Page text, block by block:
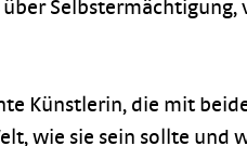
Künstlerin, die mit
wie sie sein sollte und